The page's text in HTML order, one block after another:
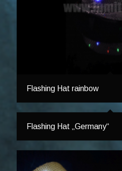
Flashing Hat rainbow
Flashing Hat „Germany“